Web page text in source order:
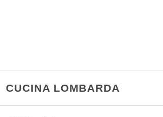
CUCINA LOMBARDA